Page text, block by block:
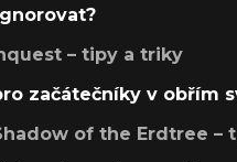
– tipy a triky
začátečníky v obřím
of the Erdtree –